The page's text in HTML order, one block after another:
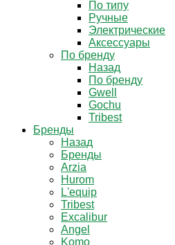
По типу
Ручные
Электрические
Аксессуары
По бренду
Назад
По бренду
Gwell
Gochu
Tribest
Бренды
Назад
Бренды
Arzia
Hurom
L'equip
Tribest
Excalibur
Angel
Komo